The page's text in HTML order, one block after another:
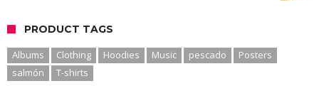
PRODUCT TAGS
Albums
Clothing Hoodies Music pescado
Posters
salmón
T-shirts